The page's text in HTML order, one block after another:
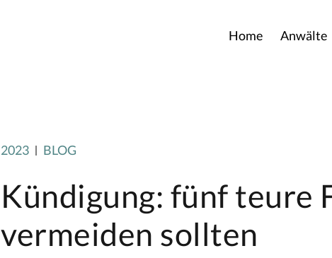
Home Anwälte
2023 BLOG
Kündigung: fünf teure
vermeiden sollten